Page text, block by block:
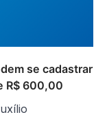
se cadastrar
R$ 600,00